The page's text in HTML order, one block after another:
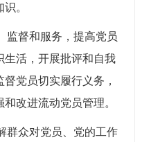
。
督和服务，提高党员
生活，开展批评和自我
党员切实履行义务，
改进流动党员管理。
众对党员、党的工作